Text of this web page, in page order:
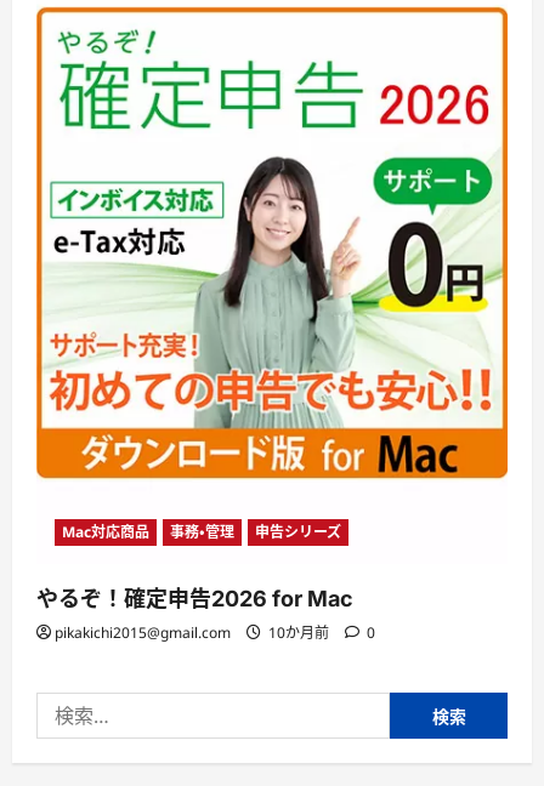
Mac対応商品 事務・管理 申告シリーズ
やるぞ！確定申告2026 for Mac
pikakichi2015@gmail.com 10か月前 0
索: